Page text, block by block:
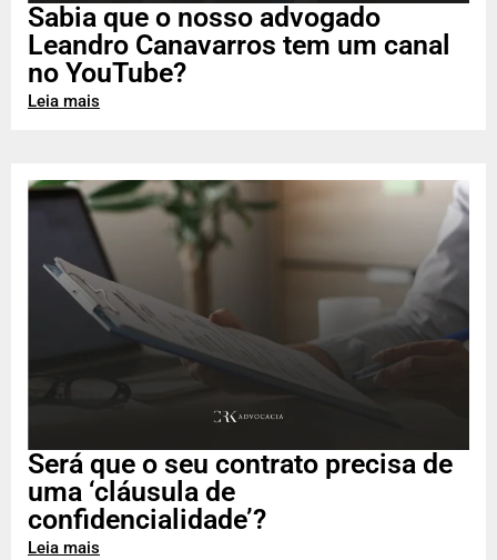
Sabia que o nosso advogado
Leandro Canavarros tem um canal
no YouTube?
Leia mais
Será que o seu contrato precisa de
uma ‘cláusula de
confidencialidade’?
Leia mais